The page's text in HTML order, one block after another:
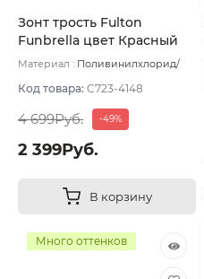
Зонт трость Fulton
Funbrella цвет Красный
Материал : Поливинилхлорид/
303 г
Код товара: C723-4148
4 699Руб. -49%
2 399Руб.
В корзину
Много оттенков